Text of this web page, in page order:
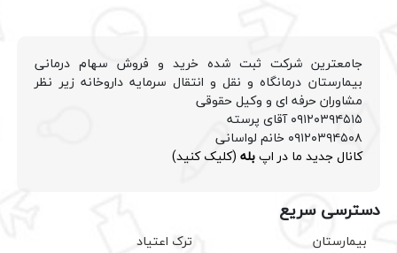
جامعترین شرکت ثبت شده خرید و فروش سهام درمانی
بیمارستان درمانگاه و نقل و انتقال سرمایه داروخانه زیر نظر
مشاوران حرفه ای و وکیل حقوقی
۰۹۱۲۰۳۹۴۵۱۵ آقای پرسته
۰۹۱۲۰۳۹۴۵۰۸ خانم لواسانی
کانال جدید ما در اپبله (کلیک کنید)
دسترسی سریع
بیمارستان
ترک اعتیاد